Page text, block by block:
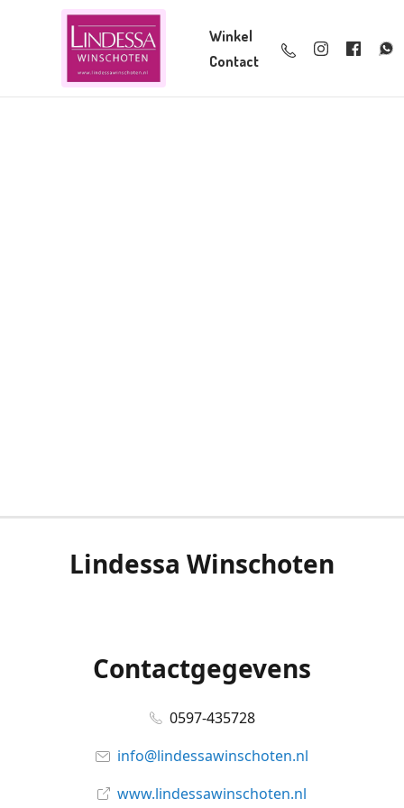
Winkel
Contact
Lindessa Winschoten
Contactgegevens
0597-435728
info@lindessawinschoten.nl
www.lindessawinschoten.nl